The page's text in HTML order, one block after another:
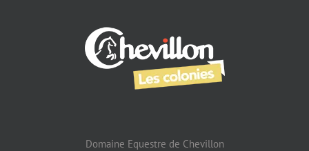
Domaine Equestre de Chevillon